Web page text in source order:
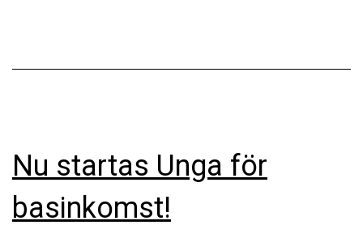
Nu startas Unga för
basinkomst!